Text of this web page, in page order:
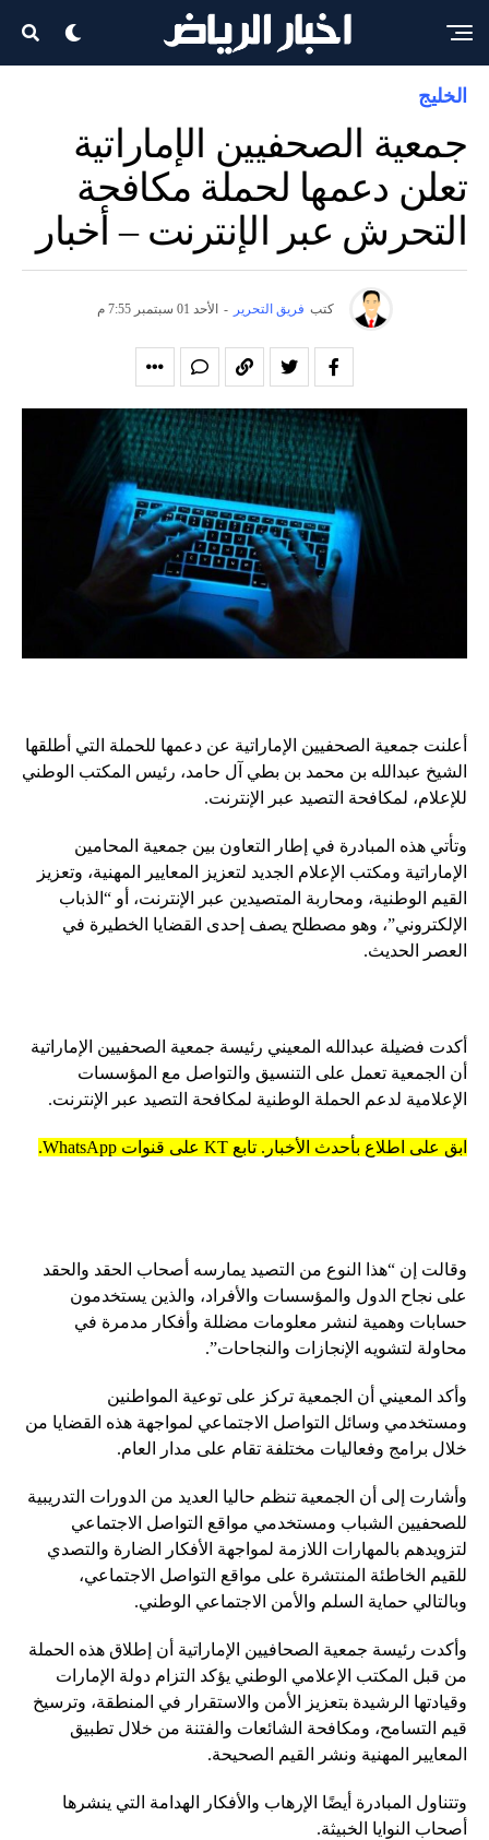
الخليج
جمعية الصحفيين الإماراتية
تعلن دعمها لحملة مكافحة
التحرش عبر الإنترنت – أخبار
كتب فريق التحرير - الأحد 01 سبتمبر 7:55 م
أعلنت جمعية الصحفيين الإماراتية عن دعمها للحملة التي أطلقها
الشيخ عبدالله بن محمد بن بطي آل حامد، رئيس المكتب الوطني
للإعلام، لمكافحة التصيد عبر الإنترنت.
وتأتي هذه المبادرة في إطار التعاون بين جمعية المحامين
الإماراتية ومكتب الإعلام الجديد لتعزيز المعايير المهنية، وتعزيز
القيم الوطنية، ومحاربة المتصيدين عبر الإنترنت، أو “الذباب
الإلكتروني”، وهو مصطلح يصف إحدى القضايا الخطيرة في
العصر الحديث.
أكدت فضيلة عبدالله المعيني رئيسة جمعية الصحفيين الإماراتية
أن الجمعية تعمل على التنسيق والتواصل مع المؤسسات
الإعلامية لدعم الحملة الوطنية لمكافحة التصيد عبر الإنترنت.
ابق على اطلاع بأحدث الأخبار. تابع KT على قنوات WhatsApp.
وقالت إن “هذا النوع من التصيد يمارسه أصحاب الحقد والحقد
على نجاح الدول والمؤسسات والأفراد، والذين يستخدمون
حسابات وهمية لنشر معلومات مضللة وأفكار مدمرة في
محاولة لتشويه الإنجازات والنجاحات”.
وأكد المعيني أن الجمعية تركز على توعية المواطنين
ومستخدمي وسائل التواصل الاجتماعي لمواجهة هذه القضايا من
خلال برامج وفعاليات مختلفة تقام على مدار العام.
وأشارت إلى أن الجمعية تنظم حاليا العديد من الدورات التدريبية
للصحفيين الشباب ومستخدمي مواقع التواصل الاجتماعي
لتزويدهم بالمهارات اللازمة لمواجهة الأفكار الضارة والتصدي
للقيم الخاطئة المنتشرة على مواقع التواصل الاجتماعي،
وبالتالي حماية السلم والأمن الاجتماعي الوطني.
وأكدت رئيسة جمعية الصحافيين الإماراتية أن إطلاق هذه الحملة
من قبل المكتب الإعلامي الوطني يؤكد التزام دولة الإمارات
وقيادتها الرشيدة بتعزيز الأمن والاستقرار في المنطقة، وترسيخ
قيم التسامح، ومكافحة الشائعات والفتنة من خلال تطبيق
المعايير المهنية ونشر القيم الصحيحة.
وتتناول المبادرة أيضًا الإرهاب والأفكار الهدامة التي ينشرها
أصحاب النوايا الخبيثة.